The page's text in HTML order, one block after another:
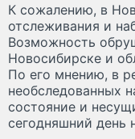
К сожалению, в
отслеживания и
Возможность
Новосибирске и
По его мнению, в
необследованных
состояние и
сегодняшний день